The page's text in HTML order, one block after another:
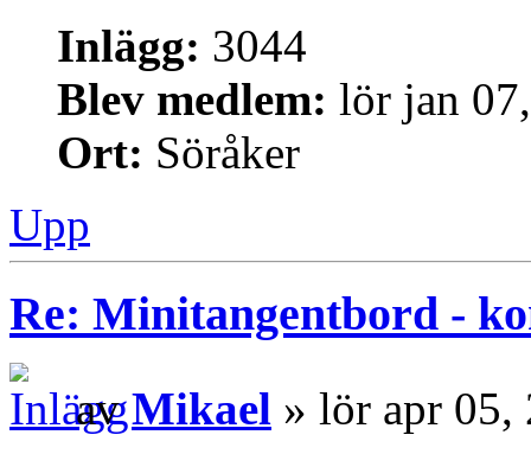
Inlägg: 3044
Blev medlem: lör jan
Ort: Söråker
Upp
Re: Minitangentbord -
avMikael » lör apr 05,